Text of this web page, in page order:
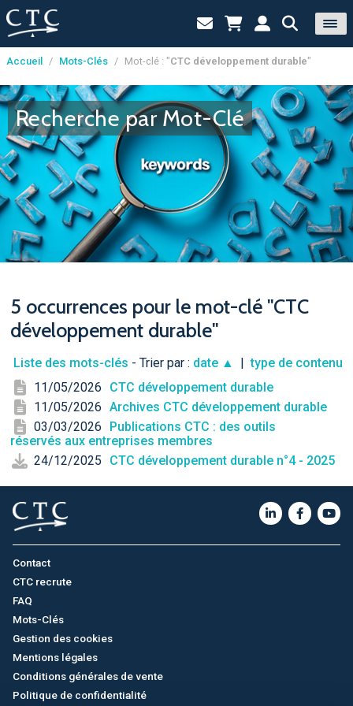
Panneau de gestion des cookies
Accueil / Mots-Clés / Mot-clé : "CTC développement durable"
Recherche par Mot-Clé
5 occurrences pour le mot-clé "CTC
développement durable"
Liste des mots-clés - Trier par : date ▲ |type de contenu
11/05/2026
CTC développement durable
11/05/2026 Archives CTC développement durable
03/03/2026
Publications CTC : des outils
réservés aux entreprises membres
24/12/2025
CTC développement durable n°4 - 2025
Contact
CTC recrute
FAQ
Mots-Clés
Gestion des cookies
Mentions légales
Conditions générales de vente
Politique de confidentialité